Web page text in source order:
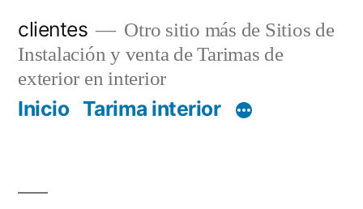
contenido
clientes
Otro sitio más de Sitios de
Instalación y venta de Tarimas de
exterior en interior
Inicio Tarima interior